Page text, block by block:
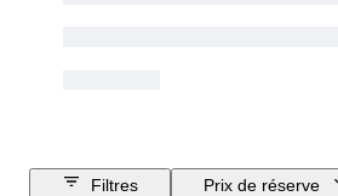
Filtres
Prix de réserve